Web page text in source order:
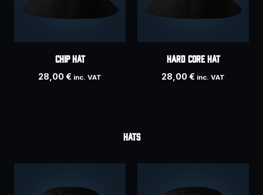
CHIP hat
28,00€ inc. VAT
HARD CORE hat
28,00€ inc. VAT
HATS